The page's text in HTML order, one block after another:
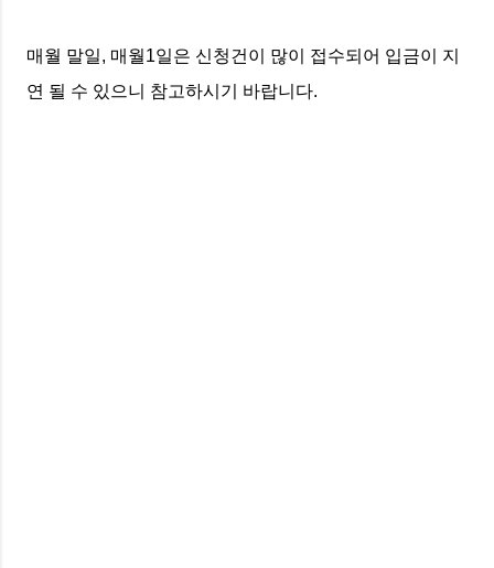
매월 말일, 매월1일은 신청건이 많이 접수되어 입금이 지
연 될 수 있으니 참고하시기 바랍니다.